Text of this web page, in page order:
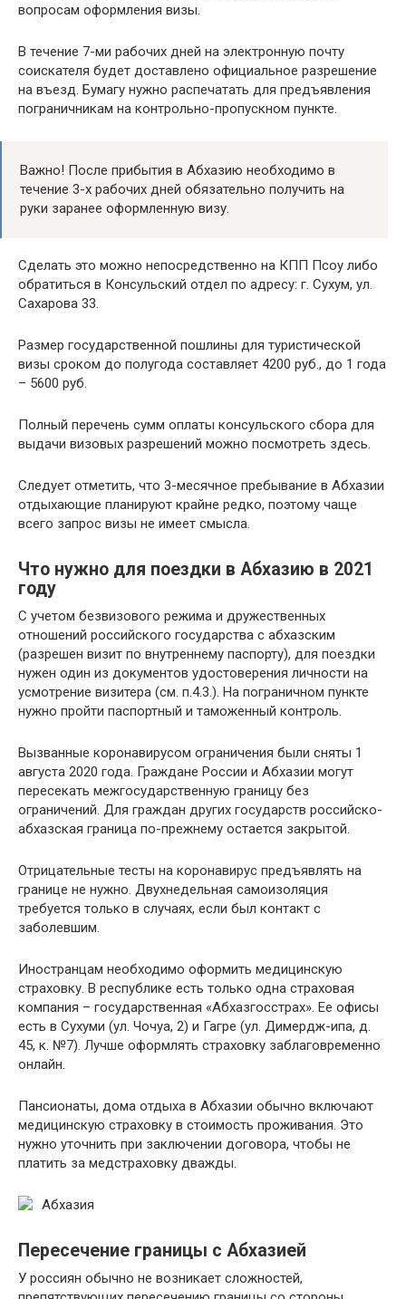
вопросам оформления визы.
В течение 7-ми рабочих дней на электронную почту
соискателя будет доставлено официальное разрешение
на въезд. Бумагу нужно распечатать для предъявления
пограничникам на контрольно-пропускном пункте.
Важно! После прибытия в Абхазию необходимо в
течение 3-х рабочих дней обязательно получить на
руки заранее оформленную визу.
Сделать это можно непосредственно на КПП Псоу либо
обратиться в Консульский отдел по адресу: г. Сухум, ул.
Сахарова 33.
Размер государственной пошлины для туристической
визы сроком до полугода составляет 4200 руб., до 1 года
– 5600 руб.
Полный перечень сумм оплаты консульского сбора для
выдачи визовых разрешений можно посмотреть здесь.
Следует отметить, что 3-месячное пребывание в Абхазии
отдыхающие планируют крайне редко, поэтому чаще
всего запрос визы не имеет смысла.
Что нужно для поездки в Абхазию в 2021
году
С учетом безвизового режима и дружественных
отношений российского государства с абхазским
(разрешен визит по внутреннему паспорту), для поездки
нужен один из документов удостоверения личности на
усмотрение визитера (см. п.4.3.). На пограничном пункте
нужно пройти паспортный и таможенный контроль.
Вызванные коронавирусом ограничения были сняты 1
августа 2020 года. Граждане России и Абхазии могут
пересекать межгосударственную границу без
ограничений. Для граждан других государств российско-
абхазская граница по-прежнему остается закрытой.
Отрицательные тесты на коронавирус предъявлять на
границе не нужно. Двухнедельная самоизоляция
требуется только в случаях, если был контакт с
заболевшим.
Иностранцам необходимо оформить медицинскую
страховку. В республике есть только одна страховая
компания – государственная «Абхазгосстрах». Ее офисы
есть в Сухуми (ул. Чочуа, 2) и Гагре (ул. Димердж-ипа, д.
45, к. №7). Лучше оформлять страховку заблаговременно
онлайн.
Пансионаты, дома отдыха в Абхазии обычно включают
медицинскую страховку в стоимость проживания. Это
нужно уточнить при заключении договора, чтобы не
платить за медстраховку дважды.
Абхазия
Пересечение границы c Абхазией
У россиян обычно не возникает сложностей,